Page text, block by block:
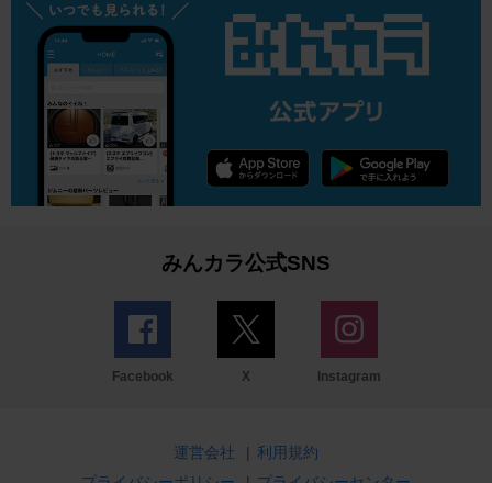
みんカラ公式SNS
Facebook X Instagram
運営会社 | 利用規約